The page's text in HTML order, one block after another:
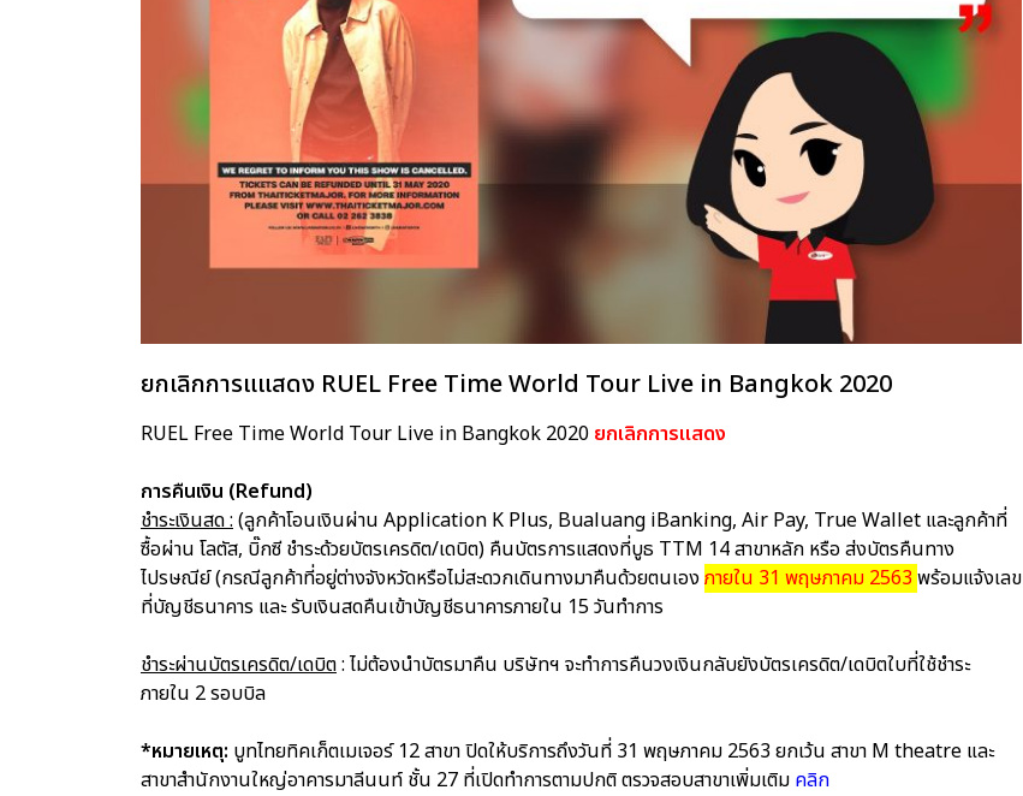
ยกเลิกการแแสดง RUEL Free Time World Tour Live in Bangkok 2020
RUEL Free Time World Tour Live in Bangkok 2020 ยกเลิกการเเสดง
การคืนเงิน (Refund)
ชำระเงินสด :(ลูกค้าโอนเงินผ่าน Application K Plus, Bualuang iBanking, Air Pay, True Wallet และลูกค้าที่
ซื้อผ่าน โลตัส, บิ๊กซี ชำระด้วยบัตรเครดิต/เดบิต) คืนบัตรการแสดงที่บูธ TTM 14 สาขาหลัก หรือ ส่งบัตรคืนทาง
ไปรษณีย์ (กรณีลูกค้าที่อยู่ต่างจังหวัดหรือไม่สะดวกเดินทางมาคืนด้วยตนเองภายใน 31 พฤษภาคม 2563พร้อมแจ้งเลข
ที่บัญชีธนาคาร และ รับเงินสดคืนเข้าบัญชีธนาคารภายใน 15 วันทำการ
ชำระผ่านบัตรเครดิต/เดบิต: ไม่ต้องนำบัตรมาคืน บริษัทฯ จะทำการคืนวงเงินกลับยังบัตรเครดิต/เดบิตใบที่ใช้ชำระ
ภายใน 2 รอบบิล
*หมายเหตุ: บูทไทยทิคเก็ตเมเจอร์ 12 สาขา ปิดให้บริการถึงวันที่ 31 พฤษภาคม 2563 ยกเว้น สาขา M theatre และ
สาขาสำนักงานใหญ่อาคารมาลีนนท์ ชั้น 27 ที่เปิดทำการตามปกติ ตรวจสอบสาขาเพิ่มเติม คลิก